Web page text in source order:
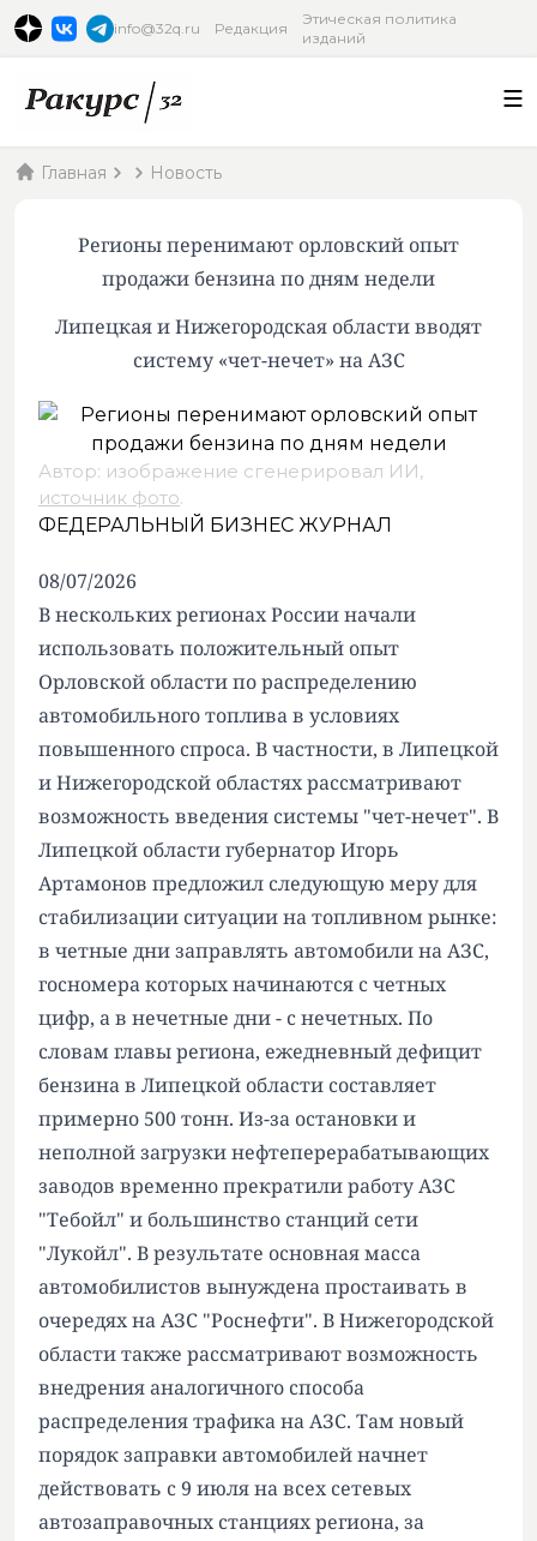
info@32q.ru Редакция
Этическая политика
изданий
Главная Новость
Регионы перенимают орловский опыт
продажи бензина по дням недели
Липецкая и Нижегородская области вводят
систему «чет-нечет» на АЗС
Автор: изображение сгенерировал ИИ,
источник фото.
ФЕДЕРАЛЬНЫЙ БИЗНЕС ЖУРНАЛ
08/07/2026
В нескольких регионах России начали
использовать положительный опыт
Орловской области по распределению
автомобильного топлива в условиях
повышенного спроса. В частности, в Липецкой
и Нижегородской областях рассматривают
возможность введения системы "чет-нечет". В
Липецкой области губернатор Игорь
Артамонов предложил следующую меру для
стабилизации ситуации на топливном рынке:
в четные дни заправлять автомобили на АЗС,
госномера которых начинаются с четных
цифр, а в нечетные дни - с нечетных. По
словам главы региона, ежедневный дефицит
бензина в Липецкой области составляет
примерно 500 тонн. Из-за остановки и
неполной загрузки нефтеперерабатывающих
заводов временно прекратили работу АЗС
"Тебойл" и большинство станций сети
"Лукойл". В результате основная масса
автомобилистов вынуждена простаивать в
очередях на АЗС "Роснефти". В Нижегородской
области также рассматривают возможность
внедрения аналогичного способа
распределения трафика на АЗС. Там новый
порядок заправки автомобилей начнет
действовать с 9 июля на всех сетевых
автозаправочных станциях региона, за